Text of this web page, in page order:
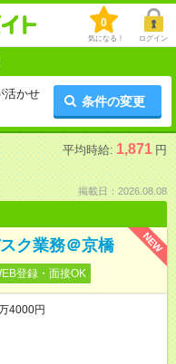
0
気になる！ ログイン
活かせ
条件の変更
平均時給: 1,871 円
掲載日：2026.08.08
NEW
ク業務＠京橋
登録・面接OK
4000円